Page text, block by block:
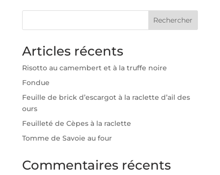
Rechercher
Articles récents
Risotto au camembert et à la truffe noire
Fondue
Feuille de brick d’escargot à la raclette d’ail des
ours
Feuilleté de Cèpes à la raclette
Tomme de Savoie au four
Commentaires récents